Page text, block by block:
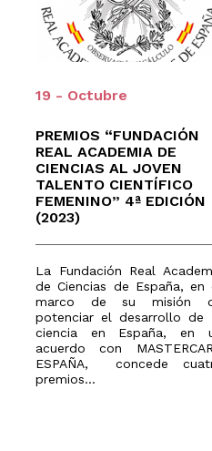
19 - Octubre
PREMIOS “FUNDACIÓN
REAL ACADEMIA DE
CIENCIAS AL JOVEN
TALENTO CIENTÍFICO
FEMENINO” 4ª EDICIÓN
(2023)
La Fundación Real
de Ciencias de España, en
marco de su misión
potenciar el desarrollo de
ciencia en España, en
acuerdo con
ESPAÑA, concede
premios...